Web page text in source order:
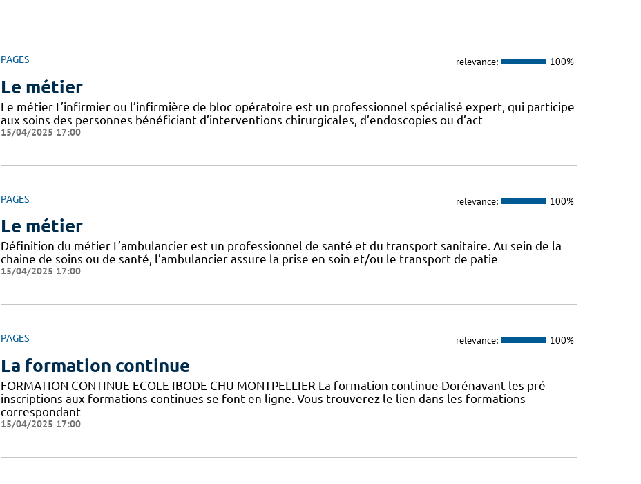
PAGES relevance: 100%
Le métier
Le métier L’infirmier ou l’infirmière de bloc opératoire est un professionnel spécialisé expert, qui participe
aux soins des personnes bénéficiant d’interventions chirurgicales, d’endoscopies ou d’act
15/04/2025 17:00
PAGES relevance: 100%
Le métier
Définition du métier L’ambulancier est un professionnel de santé et du transport sanitaire. Au sein de la
chaine de soins ou de santé, l’ambulancier assure la prise en soin et/ou le transport de patie
15/04/2025 17:00
PAGES relevance: 100%
La formation continue
FORMATION CONTINUE ECOLE IBODE CHU MONTPELLIER La formation continue Dorénavant les pré
inscriptions aux formations continues se font en ligne. Vous trouverez le lien dans les formations
correspondant
15/04/2025 17:00